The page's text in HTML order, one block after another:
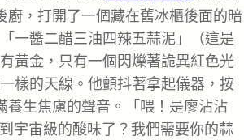
，打開了一個藏在舊冰櫃後面的暗
一醬二醋三油四辣五蒜泥」（這是
黃金，只有一個閃爍著詭異紅色光
樣的天線。他顫抖著拿起儀器，按
生焦慮的聲音。「喂！是廖沾沾
宇宙級的酸味了？我們需要你的蒜